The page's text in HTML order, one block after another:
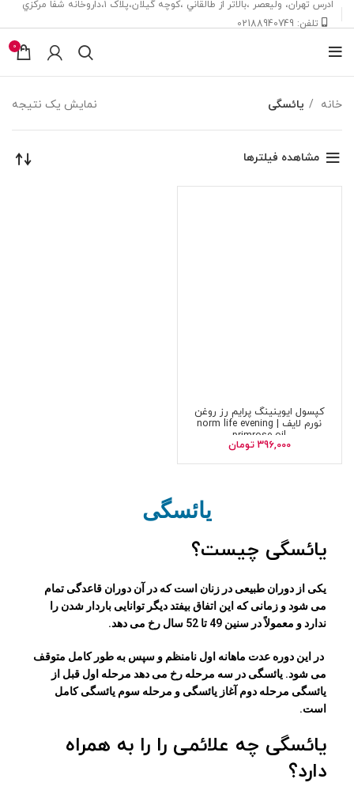
ادرس تهران، ‎وليعصر ،بالاتر از طالقاني ،كوچه گيلان،پلاک ۱،داروخانه شفا مركزي
تلفن: 02188940749
0
خانه یائسگی نمایش یک نتیجه
مشاهده فیلترها
کپسول ایوینینگ پرایم رز روغن
نورم لایف | norm life evening
primrose oil
396,000 تومان
یائسگی
یائسگی چیست؟
یکی از دوران طبیعی در زنان است که در آن دوران قاعدگی تمام
می ‌شود و زمانی که این اتفاق بیفتد دیگر توانایی باردار شدن را
ندارد و معمولاً در سنین 49 تا 52 سال رخ می دهد.
در این دوره عدت ماهانه اول نامنظم و سپس به طور کامل متوقف
می شود. یائسگی در سه مرحله رخ می دهد مرحله اول قبل از
یائسگی مرحله دوم آغاز یائسگی و مرحله سوم یائسگی کامل
است.
یائسگی چه علائمی را را به همراه
دارد؟